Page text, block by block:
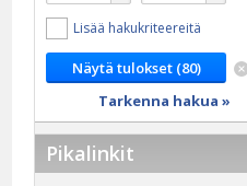
Lisää hakukriteereitä
Tarkenna hakua »
Pikalinkit